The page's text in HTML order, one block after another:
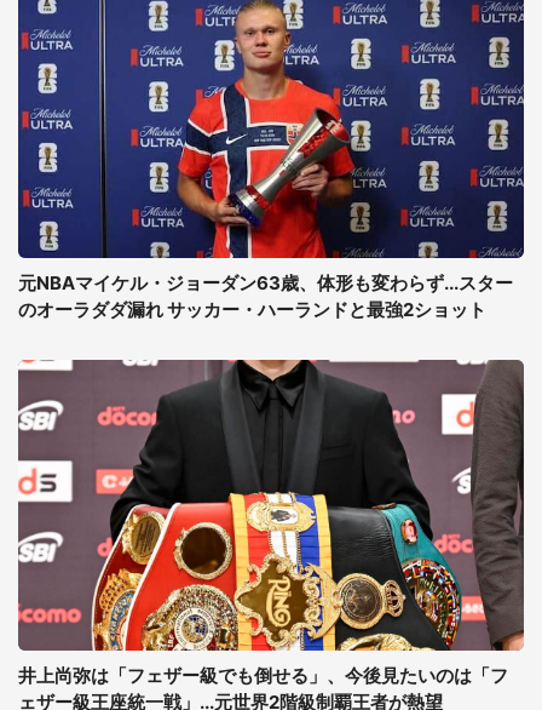
元NBAマイケル・ジョーダン63歳、体形も変わらず...スター
のオーラダダ漏れ サッカー・ハーランドと最強2ショット
井上尚弥は「フェザー級でも倒せる」、今後見たいのは「フ
ェザー級王座統一戦」...元世界2階級制覇王者が熱望